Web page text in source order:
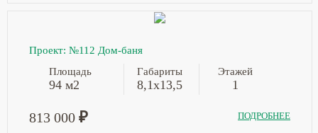
Проект: №112 Дом-баня
Площадь
94 м2
Габариты
8,1х13,5
Этажей
1
813 000 ₽ ПОДРОБНЕЕ